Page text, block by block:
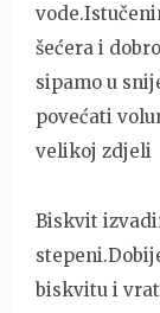
šećera i
sipamo u
povećati
velikoj zdjeli
Biskvit
biskvitu i